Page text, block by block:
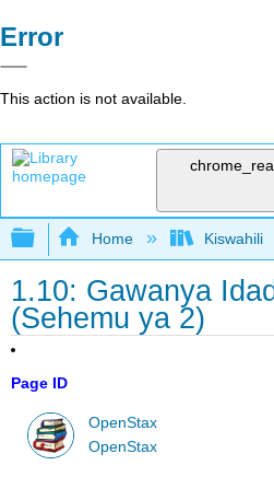
Error
This action is not available.
Expand/collapse
Home Kiswahili
1.10: Gawanya
(Sehemu ya 2)
Page ID
OpenStax
OpenStax